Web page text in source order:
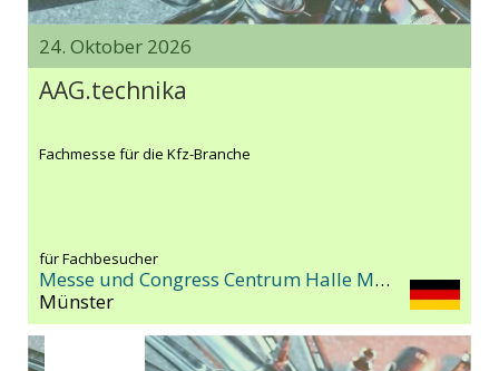
24. Oktober 2026
AAG.technika
Fachmesse für die Kfz-Branche
für Fachbesucher
Messe und Congress Centrum Halle Münsterland
Münster